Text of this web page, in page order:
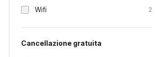
Wifi 2
Cancellazione gratuita